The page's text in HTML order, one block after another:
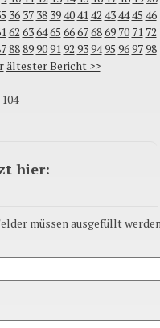
36 37 38 39404142 434445 46
62 636465 66676869 70 71 72
8889909192 939495 969798
ältester Bericht >>
hier:
müssen ausgefüllt